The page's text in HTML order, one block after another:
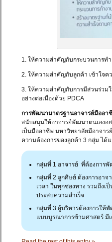
1. ให้ความสำคัญกับกระบวนการท
2. ให้ความสำคัญกับลูกค้า เข้าใจ
3. ให้ความสำคัญกับการมีส่วนร่วม
อย่างต่อเนื่องด้วย PDCA
การพัฒนามาตรฐานอาจารย์มืออา
สนับสนุนให้อาจารย์พัฒนาตนเองอ
เป็นมืออาชีพ มหาวิทยาลัยมีอาจาร
ความต้องการของลูกค้า 3 กลุ่ม ได้
กลุ่มที่ 1 อาจารย์ ที่ต้องการพั
กลุ่มที่ 2 ลูกศิษย์ ต้องการอาจ
เวลา ในทุกช่องทาง รวมถึง
ประสบความสำเร็จ
กลุ่มที่ 3 ผู้บริหารต้องการให้
แบบบูรณาการข้ามศาสตร์ มีเ